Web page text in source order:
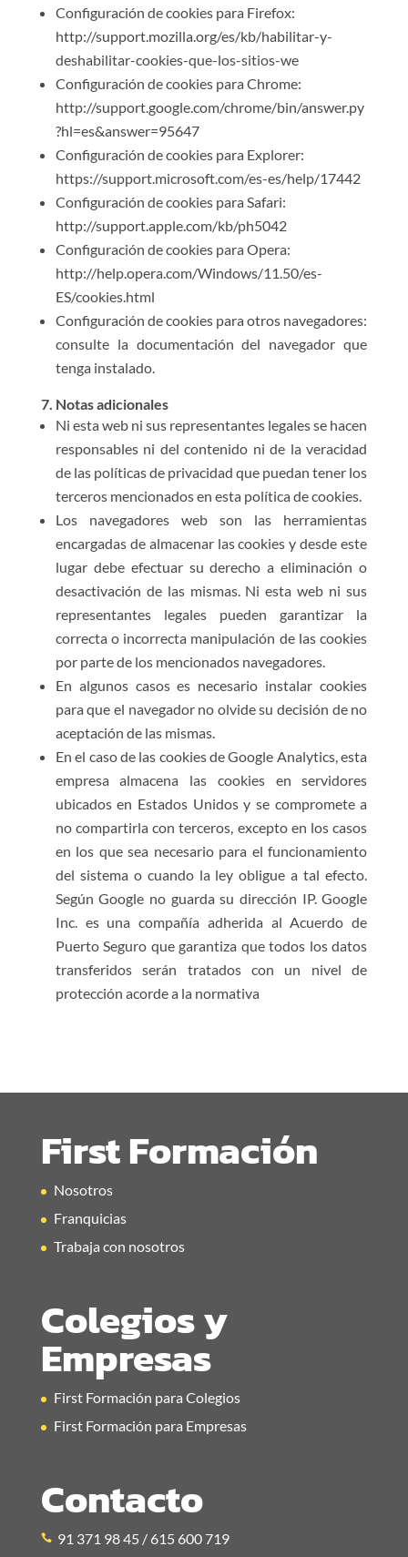
Configuración de cookies para Firefox:
http://support.mozilla.org/es/kb/habilitar-y-
deshabilitar-cookies-que-los-sitios-we
Configuración de cookies para Chrome:
http://support.google.com/chrome/bin/answer.py
?hl=es&answer=95647
Configuración de cookies para Explorer:
https://support.microsoft.com/es-es/help/17442
Configuración de cookies para Safari:
http://support.apple.com/kb/ph5042
Configuración de cookies para Opera:
http://help.opera.com/Windows/11.50/es-
ES/cookies.html
Configuración de cookies para otros navegadores:
consulte la documentación del navegador que
tenga instalado.
7. Notas adicionales
Ni esta web ni sus representantes legales se hacen
responsables ni del contenido ni de la veracidad
de las políticas de privacidad que puedan tener los
terceros mencionados en esta política de cookies.
Los navegadores web son las herramientas
encargadas de almacenar las cookies y desde este
lugar debe efectuar su derecho a eliminación o
desactivación de las mismas. Ni esta web ni sus
representantes legales pueden garantizar la
correcta o incorrecta manipulación de las cookies
por parte de los mencionados navegadores.
En algunos casos es necesario instalar cookies
para que el navegador no olvide su decisión de no
aceptación de las mismas.
En el caso de las cookies de Google Analytics, esta
empresa almacena las cookies en servidores
ubicados en Estados Unidos y se compromete a
no compartirla con terceros, excepto en los casos
en los que sea necesario para el funcionamiento
del sistema o cuando la ley obligue a tal efecto.
Según Google no guarda su dirección IP. Google
Inc. es una compañía adherida al Acuerdo de
Puerto Seguro que garantiza que todos los datos
transferidos serán tratados con un nivel de
protección acorde a la normativa
First Formación
Nosotros
Franquicias
Trabaja con nosotros
Colegios y
Empresas
First Formación para Colegios
First Formación para Empresas
Contacto
91 371 98 45 / 615 600 719